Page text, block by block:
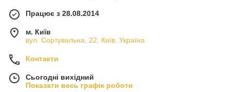
Працює з 28.08.2014
м. Київ
вул. Сортувальна, 22, Київ, Україна
Контакти
Сьогодні вихідний
Показати весь графік роботи